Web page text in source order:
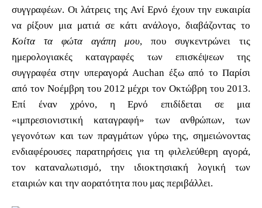
συγγραφέων. Οι λάτρεις της Ανί Ερνό έχουν την ευκαιρία
να ρίξουν μια ματιά σε κάτι ανάλογο, διαβάζοντας το
Κοίτα τα φώτα αγάπη μου, που συγκεντρώνει τις
ημερολογιακές καταγραφές των επισκέψεων της
συγγραφέα στην υπεραγορά Auchan έξω από το Παρίσι
από τον Νοέμβρη του 2012 μέχρι τον Οκτώβρη του 2013.
Επί έναν χρόνο, η Ερνό επιδίδεται σε μια
«ιμπρεσιονιστική καταγραφή» των ανθρώπων, των
γεγονότων και των πραγμάτων γύρω της, σημειώνοντας
ενδιαφέρουσες παρατηρήσεις για τη φιλελεύθερη αγορά,
τον καταναλωτισμό, την ιδιοκτησιακή λογική των
εταιριών και την αορατότητα που μας περιβάλλει.